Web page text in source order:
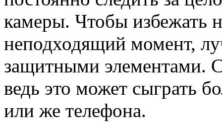
камеры. Чтобы избежать
неподходящий момент,
защитными элементами.
ведь это может сыграть
или же телефона.